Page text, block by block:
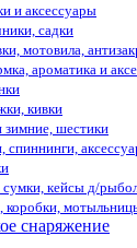
и аксессуары
садки
мотовила,
ароматика и
кивки
зимние, шестики
спиннинги,
кейсы д/
коробки,
снаряжение